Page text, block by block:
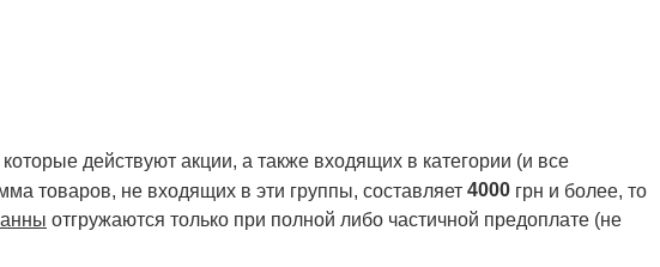
действуют акции, а также входящих в категории (и все
товаров, не входящих в эти группы, составляет 4000 грн и более, то
отгружаются только при полной либо частичной предоплате (не